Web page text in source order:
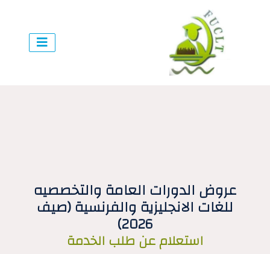
عروض الدورات العامة والتخصصيه
للغات الانجليزية والفرنسية (صيف
2026)
استعلام عن طلب الخدمة